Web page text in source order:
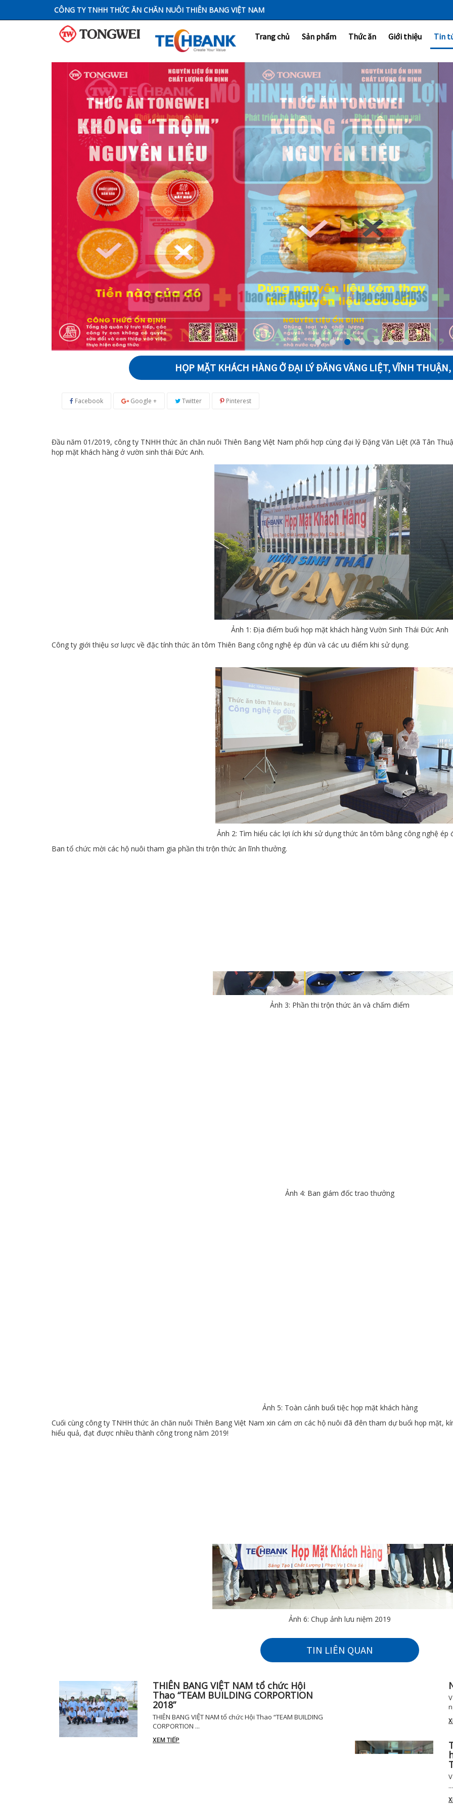
CÔNG TY TNHH THỨC ĂN CHĂN NUÔI THIÊN BANG VIỆT NAM
Trang chủ Sản phẩm Thức ăn Giới thiệu Tin
HỌP MẶT KHÁCH HÀNG Ở ĐẠI LÝ ĐĂNG VĂNG LIỆT, VĨNH
Facebook Google + Twitter Pinterest
Đầu năm 01/2019, công ty TNHH thức ăn chăn nuôi Thiên Bang Việt Nam phối hợp cùng đại lý Đặng Văn Liệt (Xã Tân
họp mặt khách hàng ở vườn sinh thái Đức Anh.
Ảnh 1: Địa điểm buổi họp mặt khách hàng Vườn Sinh Thái Đức Anh
Công ty giới thiệu sơ lược về đặc tính thức ăn tôm Thiên Bang công nghệ ép đùn và các ưu điểm khi sử dụng.
Ảnh 2: Tìm hiểu các lợi ích khi sử dụng thức ăn tôm bằng công nghệ ép
Ban tổ chức mời các hộ nuôi tham gia phần thi trộn thức ăn lĩnh thưởng.
Ảnh 3: Phần thi trộn thức ăn và chấm điểm
Ảnh 4: Ban giám đốc trao thưởng
Ảnh 5: Toàn cảnh buổi tiệc họp mặt khách hàng
Cuối cùng công ty TNHH thức ăn chăn nuôi Thiên Bang Việt Nam xin cám ơn các hộ nuôi đã đên tham dự buổi họp mặt,
hiểu quả, đạt được nhiều thành công trong năm 2019!
Ảnh 6: Chụp ảnh lưu niệm 2019
TIN LIÊN QUAN
THIÊN BANG VIỆT NAM tổ chức Hội
Thao “TEAM BUILDING CORPORTION
2018”
THIÊN BANG VIỆT NAM tổ chức Hội Thao “TEAM BUILDING
CORPORTION ...
XEM TIẾP
...